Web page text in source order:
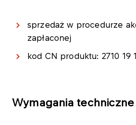
sprzedaż w procedurze
zapłaconej
kod CN produktu: 2710 19
Wymagania techniczne